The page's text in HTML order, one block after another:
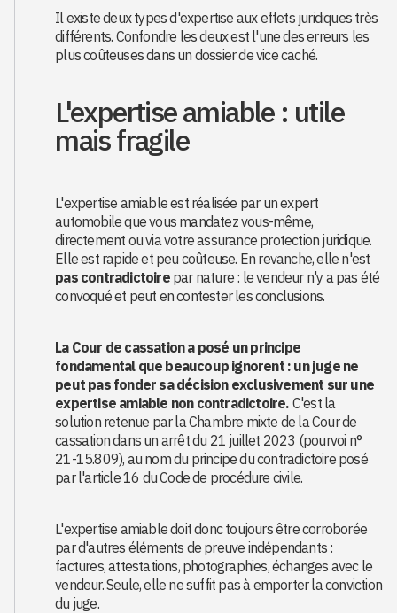
Il existe deux types d'expertise aux effets juridiques très
différents. Confondre les deux est l'une des erreurs les
plus coûteuses dans un dossier de vice caché.
L'expertise amiable : utile
mais fragile
L'expertise amiable est réalisée par un expert
automobile que vous mandatez vous-même,
directement ou via votre assurance protection juridique.
Elle est rapide et peu coûteuse. En revanche, elle n'est
pas contradictoirepar nature : le vendeur n'y a pas été
convoqué et peut en contester les conclusions.
La Cour de cassation a posé un principe
fondamental que beaucoup ignorent : un juge ne
peut pas fonder sa décision exclusivement sur une
expertise amiable non contradictoire. C'est la
solution retenue par la Chambre mixte de la Cour de
cassation dans un arrêt du 21 juillet 2023 (pourvoi n°
21-15.809), au nom du principe du contradictoire posé
par l'article 16 du Code de procédure civile.
L'expertise amiable doit donc toujours être corroborée
par d'autres éléments de preuve indépendants :
factures, attestations, photographies, échanges avec le
vendeur. Seule, elle ne suffit pas à emporter la conviction
du juge.